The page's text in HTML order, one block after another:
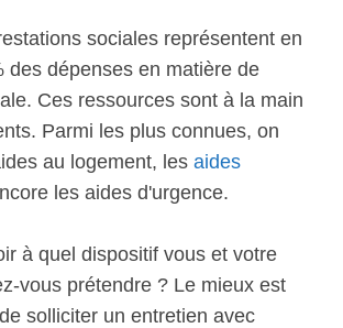
sociales représentent en
des dépenses en matière de
Ces ressources sont à la main
Parmi les plus connues, on
au logement, les aides
les aides d'urgence.
à quel dispositif vous et votre
vous prétendre ? Le mieux est
solliciter un entretien avec